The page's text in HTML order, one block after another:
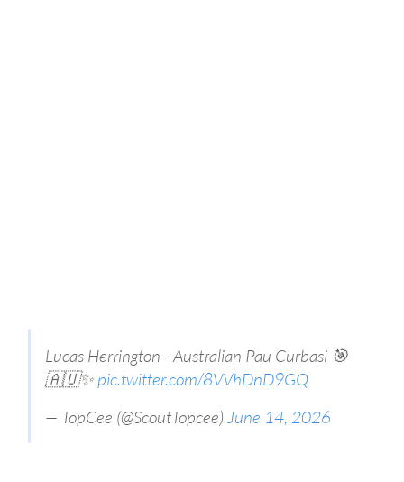
Lucas Herrington - Australian Pau Curbasi 🎯
🇦🇺✨️pic.twitter.com/8VVhDnD9GQ
— TopCee (@ScoutTopcee) June 14, 2026